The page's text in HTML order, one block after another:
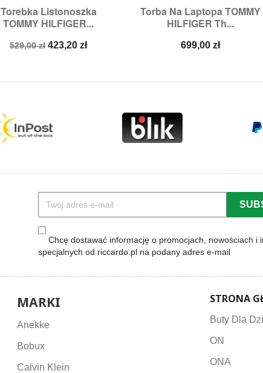
Torebka Listonoszka
TOMMY HILFIGER...
Cena
529,00 zł Cena
423,20 zł
Szybki podgląd
Torba Na Laptopa TOMMY
HILFIGER Th...
Cena
699,00 zł
Szybki podgląd
Chcę dostawać informację o promocjach, nowościach i
specjalnych od riccardo.pl na podany adres e-mail
MARKI
Anekke
Bobux
Calvin Klein
STRONA
Buty Dla
ON
ONA